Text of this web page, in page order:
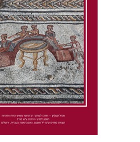
הנחת אתר ספר מודפס
$46
$41